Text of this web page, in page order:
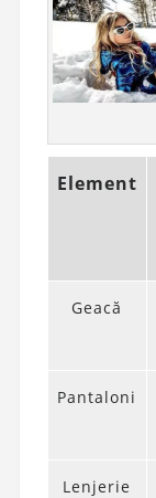
Element
Geacă
Pantaloni
Lenjerie